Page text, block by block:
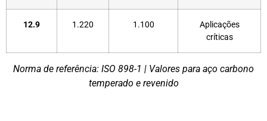
12.9 1.220 1.100
Aplicações
críticas
Norma de referência: ISO 898-1 | Valores para aço carbono
temperado e revenido